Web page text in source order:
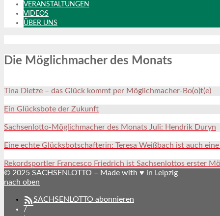
VERANSTALTUNGEN
VIDEOS
ÜBER UNS
Die Möglichmacher des Monats
Tina Dietze – das Glück kommt per Möglichmacher-Bo(o)t(e)
Ein Glücksbote der Zukunft
Sachsenlotto-Möglichmacher des Monats Juli: Hendrik Duryn
Eine echte Glücksbotschafterin: Teresa Weißbach ist auch
Rekordsportler Francesco Friedrich ist Sachsenlottos erster
© 2025 SACHSENLOTTO – Made with ♥ in Leipzig
nach oben
SACHSENLOTTO abonnieren
/